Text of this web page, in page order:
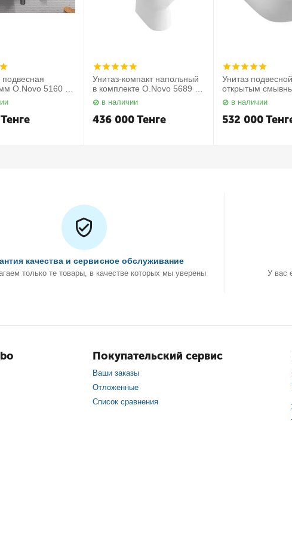
подвесная
O.Novo 5160 55
Тенге
Унитаз-компакт напольный
в комплекте O.Novo 5689 10
01 Villeroy&Boch
в наличии
436 000Тенге
Унитаз
открытым
комплекте с
Subway 2.0 5614
Villeroy&Boch
в наличии
532 000
качества и сервисное обслуживание
только те товары, в качестве которых мы уверены
У вас
Покупательский сервис
Ваши заказы
Отложенные
Список сравнения